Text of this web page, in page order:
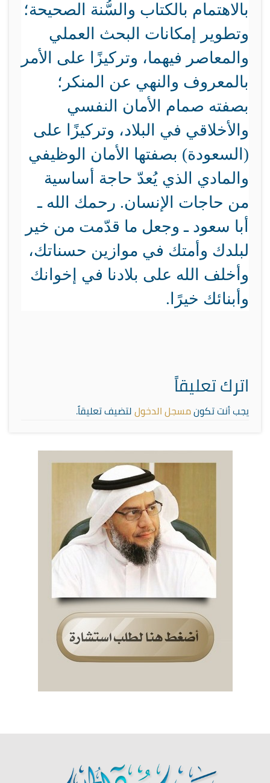
بالاهتمام بالكتاب والسُّنة الصحيحة؛
وتطوير إمكانات البحث العملي
والمعاصر فيهما، وتركيزًا على الأمر
بالمعروف والنهي عن المنكر؛
بصفته صمام الأمان النفسي
والأخلاقي في البلاد، وتركيزًا على
(السعودة) بصفتها الأمان الوظيفي
والمادي الذي يُعدّ حاجة أساسية
من حاجات الإنسان. رحمك الله ـ
أبا سعود ـ وجعل ما قدّمت من خير
لبلدك وأمتك في موازين حسناتك،
وأخلف الله على بلادنا في إخوانك
وأبنائك خيرًا.
اترك تعليقاً
يجب أنت تكونمسجل الدخوللتضيف تعليقاً.